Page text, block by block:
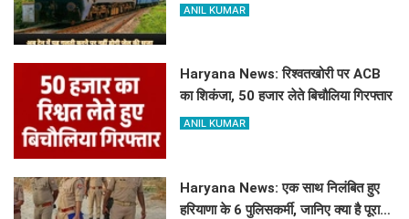
होगी कोई सजा
ANIL KUMAR
Haryana News: रिश्वतखोरी पर ACB
का शिकंजा, 50 हजार लेते बिचौलिया गिरफ्तार
ANIL KUMAR
Haryana News: एक साथ निलंबित हुए
हरियाणा के 6 पुलिसकर्मी, जानिए क्या है पूरा